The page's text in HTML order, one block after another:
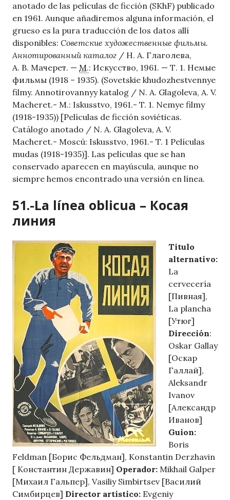
anotado de las películas de ficción (SKhF) publicado
en 1961. Aunque añadiremos alguna información, el
grueso es la pura traducción de los datos allí
disponibles: Советские художественные фильмы.
Аннотированный каталог / Н. А. Глаголева,
А. В. Мачерет. — М.: Искусство, 1961. — Т. 1. Немые
фильмы (1918 – 1935). (Sovetskie khudozhestvennye
filmy. Annotirovannyy katalog / N. A. Glagoleva, A. V.
Macheret.- M.: Iskusstvo, 1961.- T. 1. Nemye filmy
(1918-1935)) [Películas de ficción soviéticas.
Catálogo anotado / N. A. Glagoleva, A. V.
Macheret.- Moscú: Iskusstvo, 1961.- T. 1 Películas
mudas (1918-1935)]. Las películas que se han
conservado aparecen en mayúscula, aunque no
siempre hemos encontrado una versión en línea.
51.-La línea oblicua – Косая
линия
Titulo
alternativo:
La
cervecería
[Пивная],
La plancha
[Утюг]
Dirección:
Oskar Gallay
[Оскар
Галлай],
Aleksandr
Ivanov
[Александр
Иванов]
Guion:
Boris
Feldman [Борис Фельдман], Konstantin Derzhavin
[ Константин Державин] Operador: Mikhail Galper
[Михаил Гальпер], Vasiliy Simbirtsev [Василий
Симбирцев] Director artístico: Evgeniy